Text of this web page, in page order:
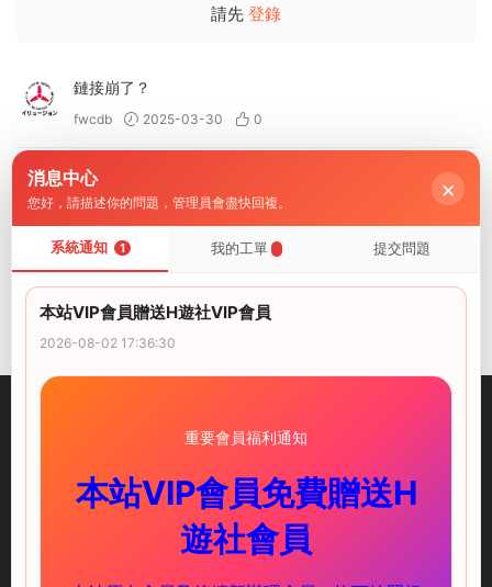
請先 登錄
鏈接崩了？
fwcdb 2025-03-30 0
鏈接蹦了
shenxinhen 2025-04-08
illusion中國-I社中國官方網站
服務支持
消息中心
您好，請描述你的問題，管理員會盡快回複。 ×
系統通知 1 我的工單 提交問題
本站VIP會員贈送H遊社VIP會員
2026-08-02 17:36:30
重要會員福利通知
本站VIP會員免費贈送H
遊社會員